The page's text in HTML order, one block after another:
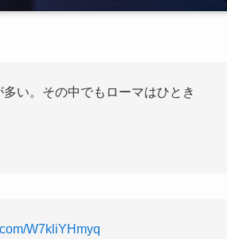
い。その中でもローマはひとき
W7kliYHmyq